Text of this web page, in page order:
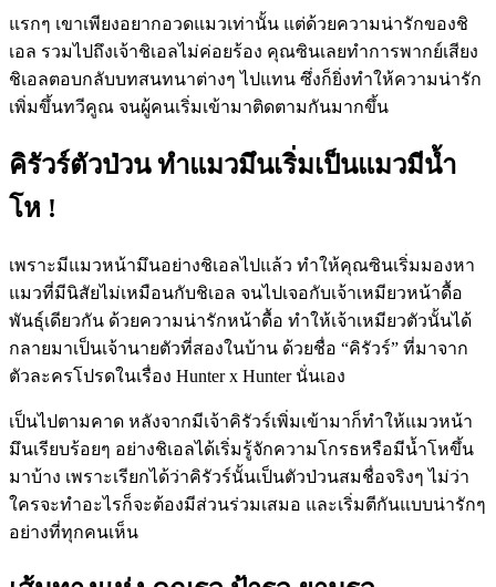
แรกๆ เขาเพียงอยากอวดแมวเท่านั้น แต่ด้วยความน่ารักของชิ
เอล รวมไปถึงเจ้าชิเอลไม่ค่อยร้อง คุณซินเลยทำการพากย์เสียง
ชิเอลตอบกลับบทสนทนาต่างๆ ไปแทน ซึ่งก็ยิ่งทำให้ความน่ารัก
เพิ่มขึ้นทวีคูณ จนผู้คนเริ่มเข้ามาติดตามกันมากขึ้น
คิรัวร์ตัวป่วน ทำแมวมึนเริ่มเป็นแมวมีน้ำ
โห !
เพราะมีแมวหน้ามึนอย่างชิเอลไปแล้ว ทำให้คุณซินเริ่มมองหา
แมวที่มีนิสัยไม่เหมือนกับชิเอล จนไปเจอกับเจ้าเหมียวหน้าดื้อ
พันธุ์เดียวกัน ด้วยความน่ารักหน้าดื้อ ทำให้เจ้าเหมียวตัวนั้นได้
กลายมาเป็นเจ้านายตัวที่สองในบ้าน ด้วยชื่อ “คิรัวร์” ที่มาจาก
ตัวละครโปรดในเรื่อง Hunter x Hunter นั่นเอง
เป็นไปตามคาด หลังจากมีเจ้าคิรัวร์เพิ่มเข้ามาก็ทำให้แมวหน้า
มึนเรียบร้อยๆ อย่างชิเอลได้เริ่มรู้จักความโกรธหรือมีน้ำโหขึ้น
มาบ้าง เพราะเรียกได้ว่าคิรัวร์นั้นเป็นตัวป่วนสมชื่อจริงๆ ไม่ว่า
ใครจะทำอะไรก็จะต้องมีส่วนร่วมเสมอ และเริ่มตีกันแบบน่ารักๆ
อย่างที่ทุกคนเห็น